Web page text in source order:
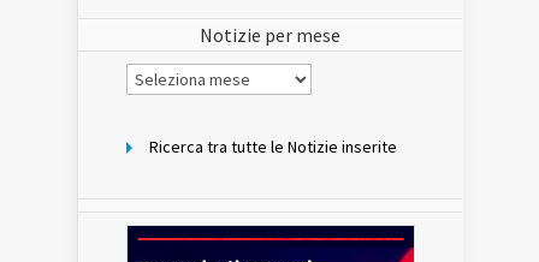
Notizie per mese
Notizie
per
Ricerca tra tutte le Notizie inserite